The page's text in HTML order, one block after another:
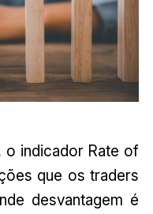
o indicador Rate of
que os traders
desvantagem é